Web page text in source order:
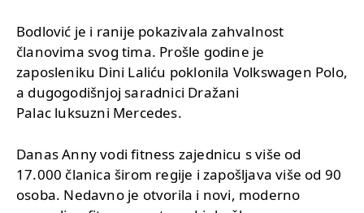
Bodlović je i ranije pokazivala zahvalnost
članovima svog tima. Prošle godine je
zaposleniku Dini Laliću poklonila Volkswagen Polo,
a dugogodišnjoj saradnici Dražani
Palac luksuzni Mercedes.
Danas Anny vodi fitness zajednicu s više od
17.000 članica širom regije i zapošljava više od 90
osoba. Nedavno je otvorila i novi, moderno